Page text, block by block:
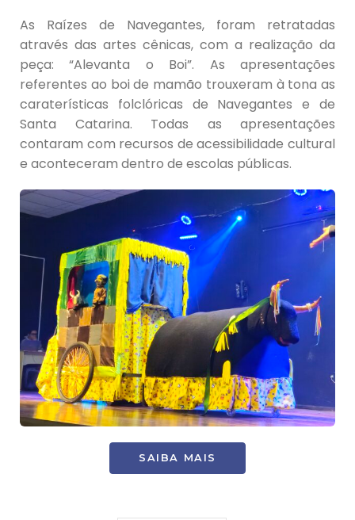
As Raízes de Navegantes, foram retratadas
através das artes cênicas, com a realização da
peça: “Alevanta o Boi”. As apresentações
referentes ao boi de mamão trouxeram à tona as
caraterísticas folclóricas de Navegantes e de
Santa Catarina. Todas as apresentações
contaram com recursos de acessibilidade cultural
e aconteceram dentro de escolas públicas.
SAIBA MAIS